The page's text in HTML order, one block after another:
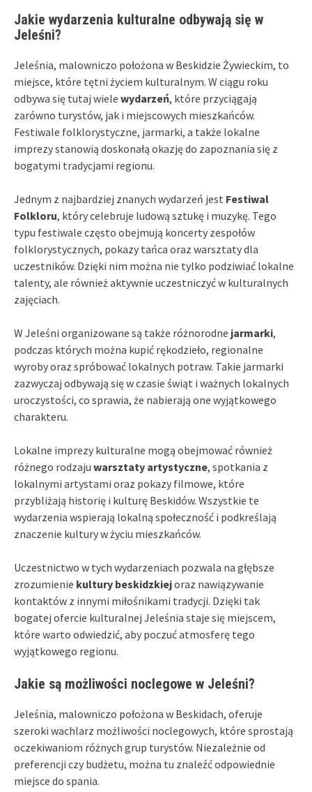
Jakie wydarzenia kulturalne odbywają się w
Jeleśni?
Jeleśnia, malowniczo położona w Beskidzie Żywieckim, to
miejsce, które tętni życiem kulturalnym. W ciągu roku
odbywa się tutaj wiele wydarzeń, które przyciągają
zarówno turystów, jak i miejscowych mieszkańców.
Festiwale folklorystyczne, jarmarki, a także lokalne
imprezy stanowią doskonałą okazję do zapoznania się z
bogatymi tradycjami regionu.
Jednym z najbardziej znanych wydarzeń jest Festiwal
Folkloru, który celebruje ludową sztukę i muzykę. Tego
typu festiwale często obejmują koncerty zespołów
folklorystycznych, pokazy tańca oraz warsztaty dla
uczestników. Dzięki nim można nie tylko podziwiać lokalne
talenty, ale również aktywnie uczestniczyć w kulturalnych
zajęciach.
W Jeleśni organizowane są także różnorodne jarmarki,
podczas których można kupić rękodzieło, regionalne
wyroby oraz spróbować lokalnych potraw. Takie jarmarki
zazwyczaj odbywają się w czasie świąt i ważnych lokalnych
uroczystości, co sprawia, że nabierają one wyjątkowego
charakteru.
Lokalne imprezy kulturalne mogą obejmować również
różnego rodzaju warsztaty artystyczne, spotkania z
lokalnymi artystami oraz pokazy filmowe, które
przybliżają historię i kulturę Beskidów. Wszystkie te
wydarzenia wspierają lokalną społeczność i podkreślają
znaczenie kultury w życiu mieszkańców.
Uczestnictwo w tych wydarzeniach pozwala na głębsze
zrozumienie kultury beskidzkiejoraz nawiązywanie
kontaktów z innymi miłośnikami tradycji. Dzięki tak
bogatej ofercie kulturalnej Jeleśnia staje się miejscem,
które warto odwiedzić, aby poczuć atmosferę tego
wyjątkowego regionu.
Jakie są możliwości noclegowe w Jeleśni?
Jeleśnia, malowniczo położona w Beskidach, oferuje
szeroki wachlarz możliwości noclegowych, które sprostają
oczekiwaniom różnych grup turystów. Niezależnie od
preferencji czy budżetu, można tu znaleźć odpowiednie
miejsce do spania.